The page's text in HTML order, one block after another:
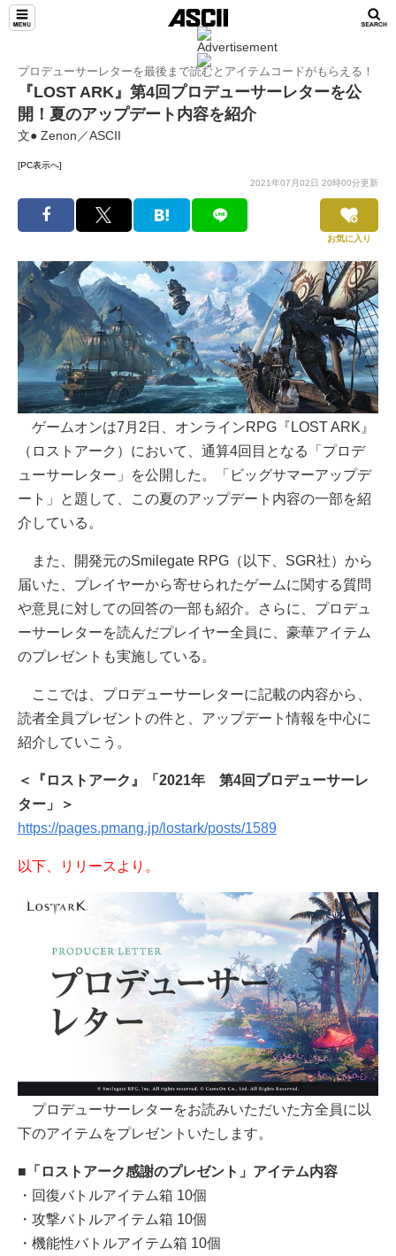
プロデューサーレターを最後まで読むとアイテムコードがもらえる！
『LOST ARK』第4回プロデューサーレターを公
開！夏のアップデート内容を紹介
文● Zenon／ASCII
[PC表示へ]
2021年07月02日 20時00分更新
お気に入り
ゲームオンは7月2日、オンラインRPG『LOST ARK』
（ロストアーク）において、通算4回目となる「プロデ
ューサーレター」を公開した。「ビッグサマーアップデ
ート」と題して、この夏のアップデート内容の一部を紹
介している。
また、開発元のSmilegate RPG（以下、SGR社）から
届いた、プレイヤーから寄せられたゲームに関する質問
や意見に対しての回答の一部も紹介。さらに、プロデュ
ーサーレターを読んだプレイヤー全員に、豪華アイテム
のプレゼントも実施している。
ここでは、プロデューサーレターに記載の内容から、
読者全員プレゼントの件と、アップデート情報を中心に
紹介していこう。
＜『ロストアーク』「2021年 第4回プロデューサーレ
ター」＞
https://pages.pmang.jp/lostark/posts/1589
以下、リリースより。
プロデューサーレターをお読みいただいた方全員に以
下のアイテムをプレゼントいたします。
■「ロストアーク感謝のプレゼント」アイテム内容
・回復バトルアイテム箱 10個
・攻撃バトルアイテム箱 10個
・機能性バトルアイテム箱 10個